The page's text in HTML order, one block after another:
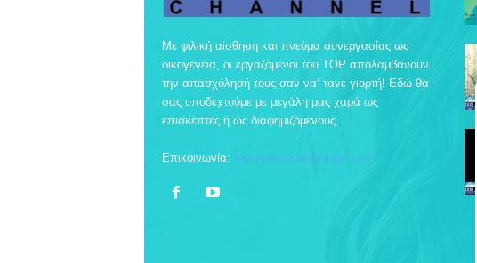
Με φιλική αίσθηση και πνεύμα συνεργασίας ως
οικογένεια, οι εργαζόμενοι του TOP απολαμβάνουν
την απασχόλησή τους σαν να’ τανε γιορτή! Εδώ θα
σας υποδεχτούμε με μεγάλη μας χαρά ως
επισκέπτες ή ώς διαφημιζόμενους.
Επικοινωνία: topchankozani@gmail.com